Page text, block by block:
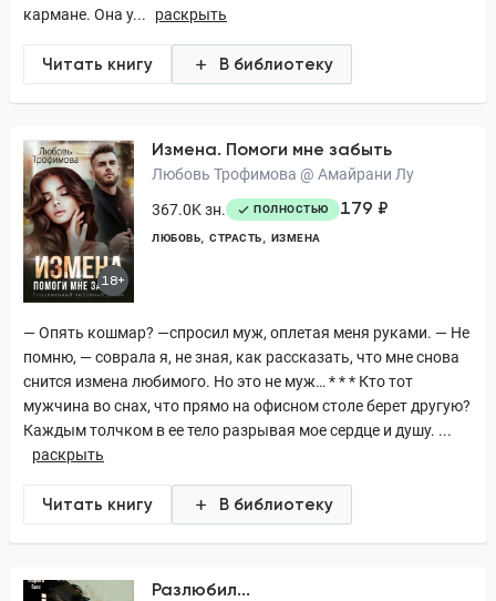
кармане. Она у...
раскрыть
Читать книгу В библиотеку
18+
Измена. Помоги мне забыть
Любовь Трофимова @ Амайрани Лу
367.0K зн.
ПОЛНОСТЬЮ 179 ₽
ЛЮБОВЬ СТРАСТЬ ИЗМЕНА
— Опять кошмар? —спросил муж, оплетая меня руками. — Не
помню, — соврала я, не зная, как рассказать, что мне снова
снится измена любимого. Но это не муж… * * * Кто тот
мужчина во снах, что прямо на офисном столе берет другую?
Каждым толчком в ее тело разрывая мое сердце и душу. ...
раскрыть
Читать книгу В библиотеку
Разлюбил...